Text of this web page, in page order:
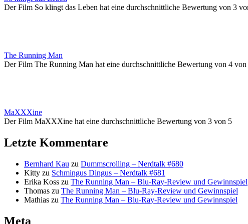
Der Film So klingt das Leben hat eine durchschnittliche Bewertung von 3
The Running Man
Der Film The Running Man hat eine durchschnittliche Bewertung von 4 von
MaXXXine
Der Film MaXXXine hat eine durchschnittliche Bewertung von 3 von 5
Letzte Kommentare
Bernhard Kau zu Dummscrolling – Nerdtalk #680
Kitty zu Schmingus Dingus – Nerdtalk #681
Erika Koss zu The Running Man – Blu-Ray-Review und Gewinnspiel
Thomas zu The Running Man – Blu-Ray-Review und Gewinnspiel
Mathias zu The Running Man – Blu-Ray-Review und Gewinnspiel
Meta